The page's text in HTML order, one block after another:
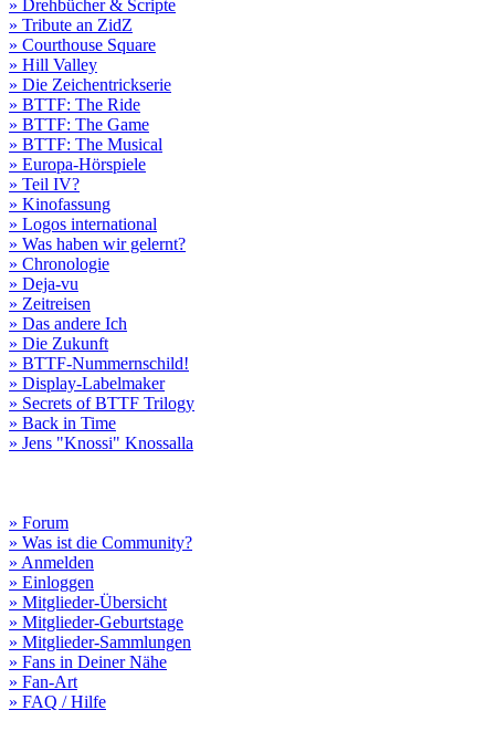
» Drehbücher & Scripte
» Tribute an ZidZ
» Courthouse Square
» Hill Valley
» Die Zeichentrickserie
» BTTF: The Ride
» BTTF: The Game
» BTTF: The Musical
» Europa-Hörspiele
» Teil IV?
» Kinofassung
» Logos international
» Was haben wir gelernt?
» Chronologie
» Deja-vu
» Zeitreisen
» Das andere Ich
» Die Zukunft
» BTTF-Nummernschild!
» Display-Labelmaker
» Secrets of BTTF Trilogy
» Back in Time
» Jens "Knossi" Knossalla
» Forum
» Was ist die Community?
» Anmelden
» Einloggen
» Mitglieder-Übersicht
» Mitglieder-Geburtstage
» Mitglieder-Sammlungen
» Fans in Deiner Nähe
» Fan-Art
» FAQ / Hilfe